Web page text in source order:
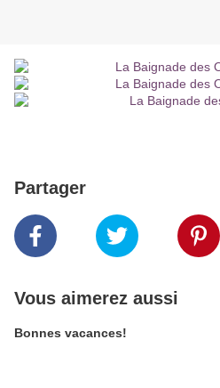
Partager
Vous aimerez aussi
Bonnes vacances!